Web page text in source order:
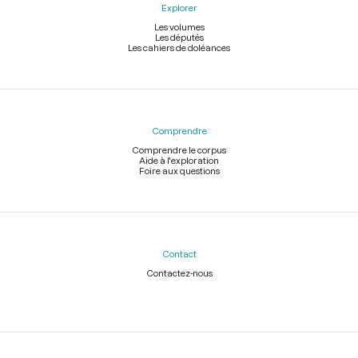
Explorer
Les volumes
Les députés
Les cahiers de doléances
Comprendre
Comprendre le corpus
Aide à l'exploration
Foire aux questions
Contact
Contactez-nous
Légal